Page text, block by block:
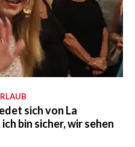
sich von La
bin sicher, wir sehen